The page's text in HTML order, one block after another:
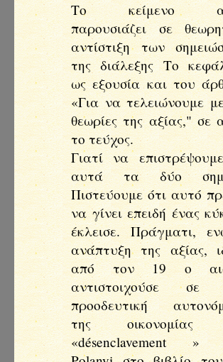
Το κείμενο
παρουσιάζει σε
αντίστιξη των
της διάλεξης Το
ως εξουσία και του
«Για να τελειώνουμε
θεωρίες της αξίας," σε
το τεύχος.
Γιατί να
αυτά τα δύο
Πιστεύουμε ότι αυτό
να γίνει επειδή ένας
έκλεισε. Πράγματι,
ανάπτυξη της αξίας,
από τον 19 ο
αντιστοιχούσε σε
προοδευτική
της οικονομίας
«désenclavement »